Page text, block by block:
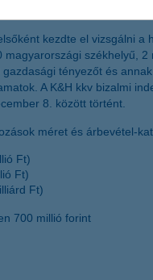
kezdte el vizsgálni
székhelyű,
tényezőt és
A K&H kkv bizalmi
8. között történt.
méret és árbevétel-
Ft)
Ft)
Ft)
700 millió forint